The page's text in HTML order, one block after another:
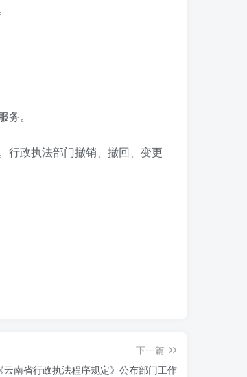
。
行政执法部门撤销、撤回、变更
下一篇
云南省行政执法程序规定》公布部门工作